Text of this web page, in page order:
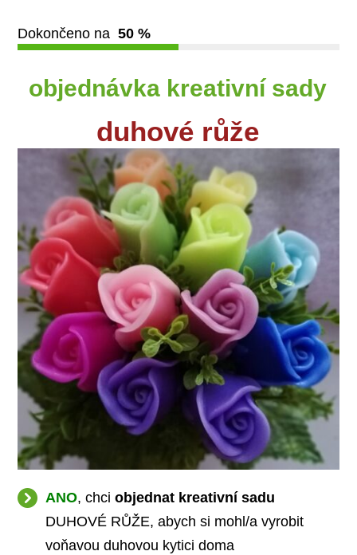
Dokončeno na 50 %
objednávka kreativní sady
duhové růže
ANO, chciobjednat kreativní sadu
DUHOVÉ RŮŽE, abych si mohl/a vyrobit
voňavou duhovou kytici doma